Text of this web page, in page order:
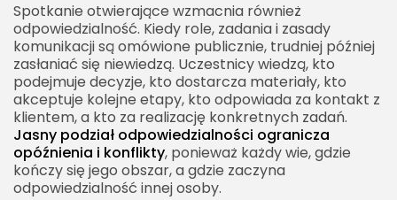
Spotkanie otwierające wzmacnia również
odpowiedzialność. Kiedy role, zadania i zasady
komunikacji są omówione publicznie, trudniej później
zasłaniać się niewiedzą. Uczestnicy wiedzą, kto
podejmuje decyzje, kto dostarcza materiały, kto
akceptuje kolejne etapy, kto odpowiada za kontakt z
klientem, a kto za realizację konkretnych zadań.
Jasny podział odpowiedzialności ogranicza
opóźnienia i konflikty, ponieważ każdy wie, gdzie
kończy się jego obszar, a gdzie zaczyna
odpowiedzialność innej osoby.